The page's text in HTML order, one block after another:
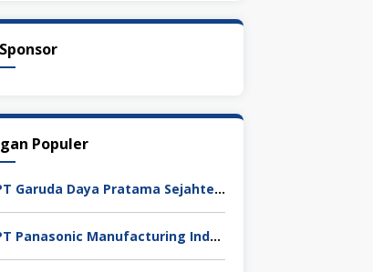
Populer
PT Garuda Daya Pratama Sejahtera
PT Panasonic Manufacturing Indonesia